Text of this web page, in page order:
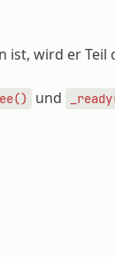
ist, wird er Teil
und